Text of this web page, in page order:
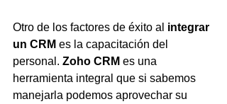
Otro de los factores de éxito al integrar
un CRM es la capacitación del
personal. Zoho CRM es una
herramienta integral que si sabemos
manejarla podemos aprovechar su